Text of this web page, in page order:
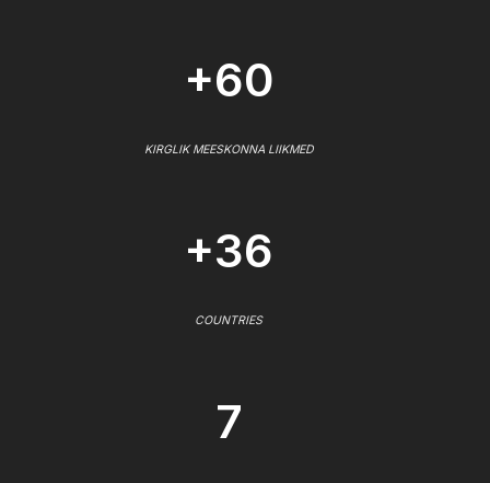
+60
KIRGLIK MEESKONNA LIIKMED
+36
COUNTRIES
7